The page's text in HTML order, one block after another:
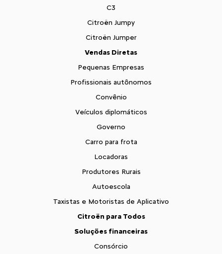
C3
Citroën Jumpy
Citroën Jumper
Vendas Diretas
Pequenas Empresas
Profissionais autônomos
Convênio
Veículos diplomáticos
Governo
Carro para frota
Locadoras
Produtores Rurais
Autoescola
Taxistas e Motoristas de Aplicativo
Citroën para Todos
Soluções financeiras
Consórcio